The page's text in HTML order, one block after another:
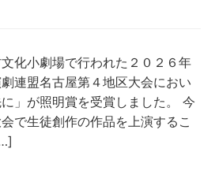
化小劇場で行われた２０２６年
連盟名古屋第４地区大会におい
」が照明賞を受賞しました。 今
で生徒創作の作品を上演するこ